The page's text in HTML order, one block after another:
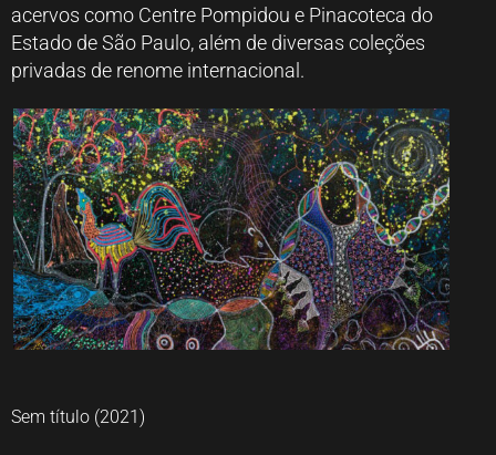
acervos como Centre Pompidou e Pinacoteca do
Estado de São Paulo, além de diversas coleções
privadas de renome internacional.
Sem título (2021)